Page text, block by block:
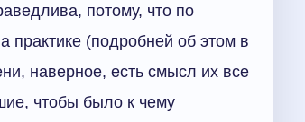
потому, что по
практике (подробней об этом в
наверное, есть смысл их все
чтобы было к чему